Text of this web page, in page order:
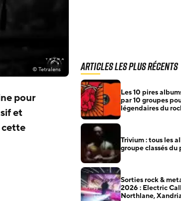
© Tetralens
pour
et
cette
Articles les plus récents
Les 10 pires
par 10 groupes
légendaires du
Trivium : tous les
groupe classés
Sorties rock &
2026 : Electric
Northlane,